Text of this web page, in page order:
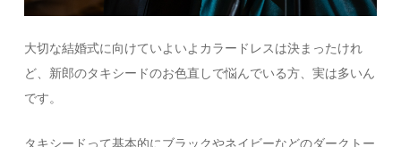
大切な結婚式に向けていよいよカラードレスは決まったけれ
ど、新郎のタキシードのお色直しで悩んでいる方、実は多いん
です。
タキシードって基本的にブラックやネイビーなどのダークトー